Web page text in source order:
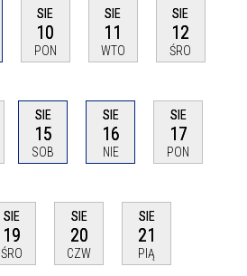
SIE
10
PON
SIE
11
WTO
SIE
12
ŚRO
SIE
15
SOB
SIE
16
NIE
SIE
17
PON
SIE
19
ŚRO
SIE
20
CZW
SIE
21
PIĄ